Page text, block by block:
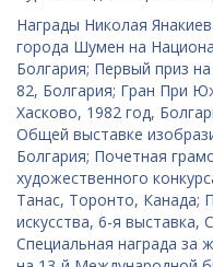
Награды Николая
города Шумен на
Болгария; Первый приз
82, Болгария; Гран При
Хасково, 1982 год,
Общей выставке
Болгария; Почетная
художественного
Танас, Торонто, Канада;
искусства, 6-я выставка,
Специальная награда за